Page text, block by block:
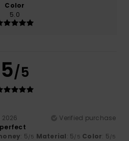
Color
5.0
5/5
2026
Verified purchase
perfect
: 5/5 Material: 5/5 Color: 5/5